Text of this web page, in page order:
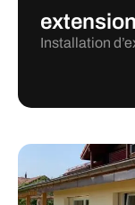
Installation